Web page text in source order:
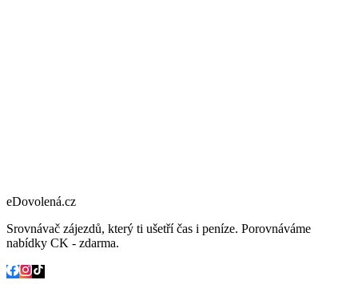
eDovolená.cz
Srovnávač zájezdů, který ti ušetří čas i peníze. Porovnáváme
nabídky CK - zdarma.